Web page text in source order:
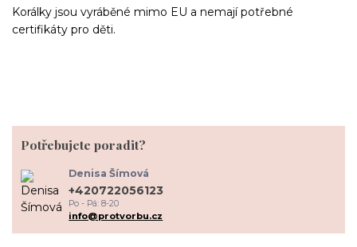
Korálky jsou vyráběné mimo EU a nemají potřebné
certifikáty pro děti.
Potřebujete poradit?
Denisa Šímová
+420722056123
Po - Pá: 8-20
info@protvorbu.cz